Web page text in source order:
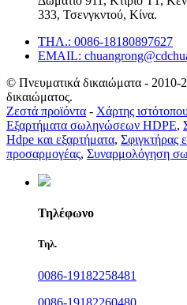
333, Τσενγκντού, Κίνα.
ΤΗΛ.: 0086-18180897627
EMAIL:
© Πνευματικά δικαιώματα - 2010-
δικαιώματος.
Ζεστά προϊόντα - Χάρτης
Εξαρτήματα σωληνώσεων HDPE,
Hdpe και εξαρτήματα, Σφιγκτήρας
προσαρμογέας, Συναρμολόγηση
Τηλέφωνο
Τηλ.
0086-19182258481
0086-19182260480